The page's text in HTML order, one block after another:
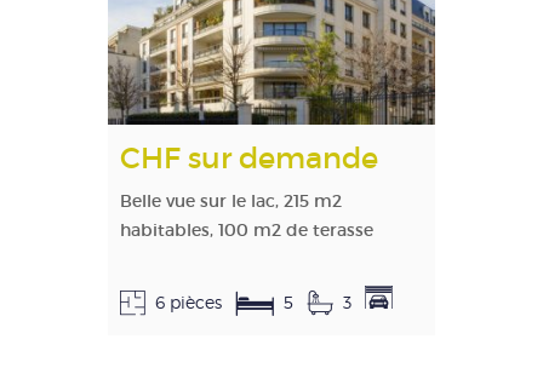
CHF sur demande
Belle vue sur le lac, 215 m2
habitables, 100 m2 de terasse
6 pièces 5 3